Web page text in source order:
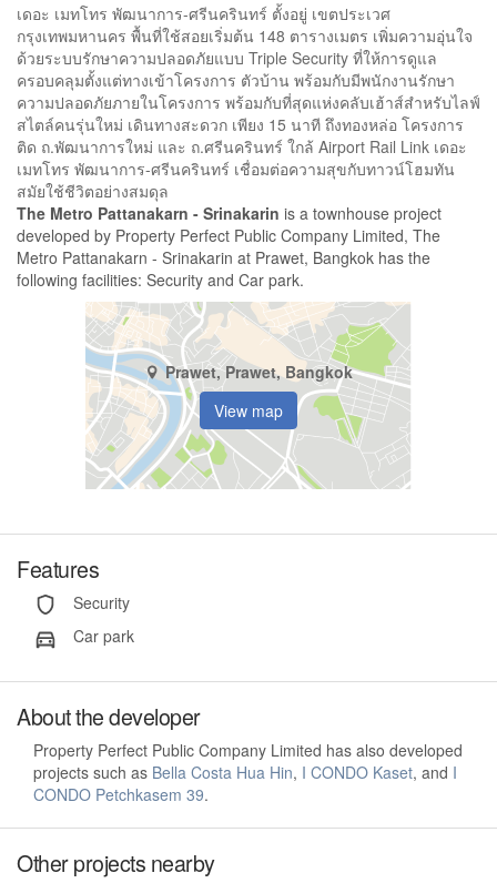
เดอะ เมทโทร พัฒนาการ-ศรีนครินทร์ ตั้งอยู่ เขตประเวศ
กรุงเทพมหานคร พื้นที่ใช้สอยเริ่มต้น 148 ตารางเมตร เพิ่มความอุ่นใจ
ด้วยระบบรักษาความปลอดภัยแบบ Triple Security ที่ให้การดูแล
ครอบคลุมตั้งแต่ทางเข้าโครงการ ตัวบ้าน พร้อมกับมีพนักงานรักษา
ความปลอดภัยภายในโครงการ พร้อมกับที่สุดแห่งคลับเฮ้าส์สำหรับไลฟ์
สไตล์คนรุ่นใหม่ เดินทางสะดวก เพียง 15 นาที ถึงทองหล่อ โครงการ
ติด ถ.พัฒนาการใหม่ และ ถ.ศรีนครินทร์ ใกล้ Airport Rail Link เดอะ
เมทโทร พัฒนาการ-ศรีนครินทร์ เชื่อมต่อความสุขกับทาวน์โฮมทัน
สมัยใช้ชีวิตอย่างสมดุล
The Metro Pattanakarn - Srinakarin is a townhouse project
developed by Property Perfect Public Company Limited, The
Metro Pattanakarn - Srinakarin at Prawet, Bangkok has the
following facilities: Security and Car park.
Prawet, Prawet, Bangkok
View map
Features
Security
Car park
About the developer
Property Perfect Public Company Limited has also developed
projects such as Bella Costa Hua Hin, I CONDO Kaset, and I
CONDO Petchkasem 39.
Other projects nearby